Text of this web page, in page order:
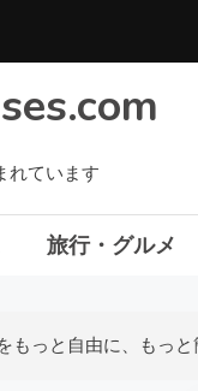
れています
旅行・グルメ
もっと自由に、もっと